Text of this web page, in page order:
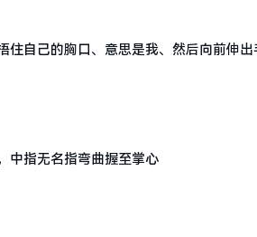
住自己的胸口、意思是我、然后向前伸
中指无名指弯曲握至掌心